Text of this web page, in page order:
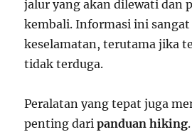
jalur yang akan dilewati dan
kembali. Informasi ini
keselamatan, terutama jika
tidak terduga.
Peralatan yang tepat juga
penting daripanduan hiking